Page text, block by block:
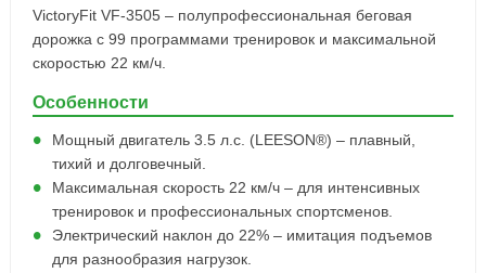
VictoryFit VF-3505 – полупрофессиональная беговая
дорожка с 99 программами тренировок и максимальной
скоростью 22 км/ч.
Особенности
Мощный двигатель 3.5 л.с. (LEESON®) – плавный,
тихий и долговечный.
Максимальная скорость 22 км/ч – для интенсивных
тренировок и профессиональных спортсменов.
Электрический наклон до 22% – имитация подъемов
для разнообразия нагрузок.